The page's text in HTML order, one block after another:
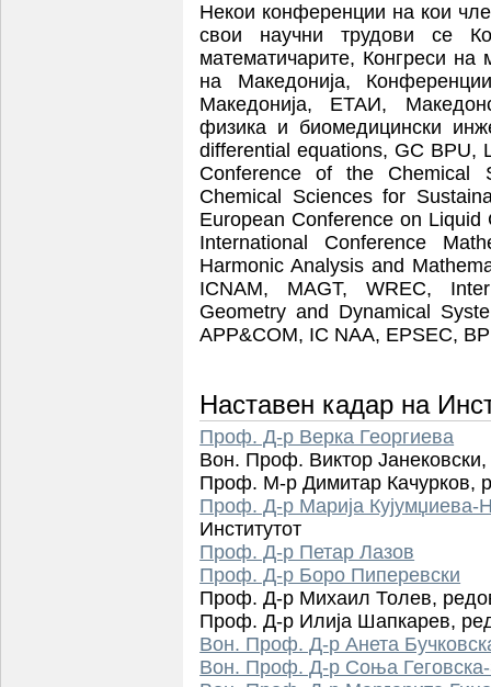
Некои конференции на кои
свои научни трудови се
математичарите, Конгреси на
на Македонија,
Македонија, ЕТАИ,
физика и биомедицински
differential equations, GC BPU,
Conference of the Chemical
Chemical Sciences for
European Conference on
International Conference
Harmonic Analysis and
ICNAM, MAGT, WREC,
Geometry and Dynamical
APP&COM, IC NAA, EPSEC,
Наставен кадар на
Проф. Д-р Верка Георгиева
Вон. Проф. Виктор Јанековски,
Проф. М-р Димитар Качурков,
Проф. Д-р Марија Кујумџиева-
Институтот
Проф. Д-р Петар Лазов
Проф. Д-р Боро Пиперевски
Проф. Д-р Михаил Толев,
Проф. Д-р Илија Шапкарев,
Вон. Проф. Д-р Анета
Вон. Проф. Д-р Соња Геговска-